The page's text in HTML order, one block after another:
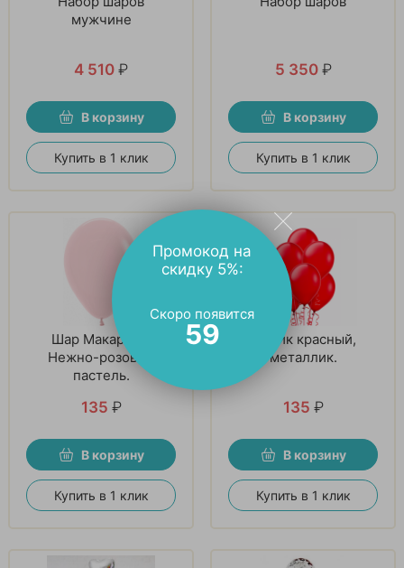
мужчине
4 510 ₽
В корзину
Купить в 1 клик
5 350 ₽
В корзину
Купить в 1 клик
Шар Макарунс,
Нежно-розовый
пастель.
135 ₽
В корзину
Купить в 1 клик
Шарик красный,
металлик.
135 ₽
В корзину
Купить в 1 клик
Промокод на
скидку 5%:
Скоро появится
58